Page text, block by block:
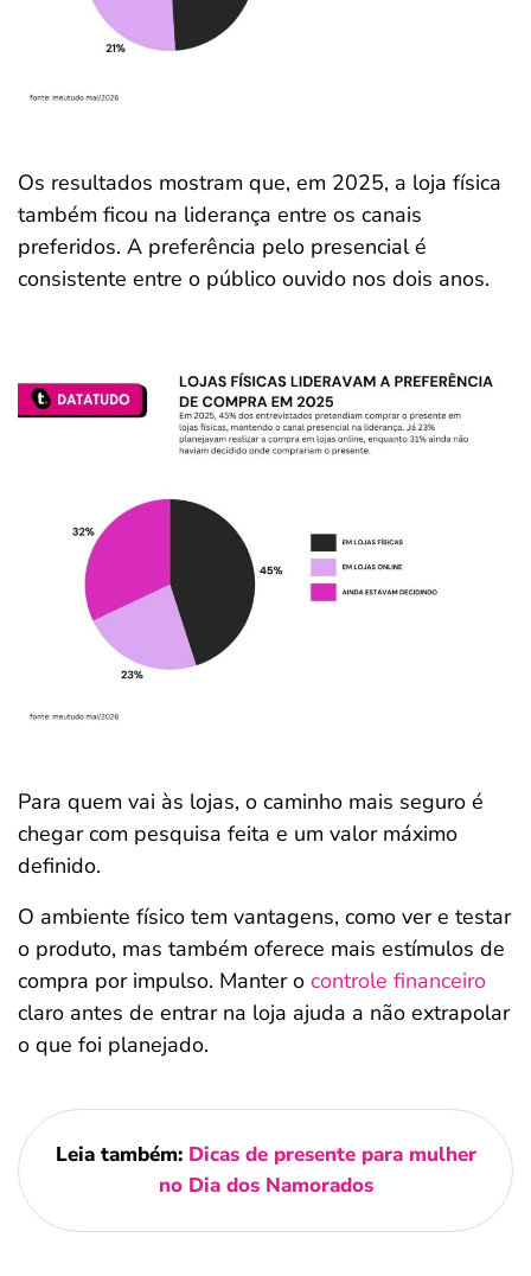
Os resultados mostram que, em 2025, a loja física
também ficou na liderança entre os canais
preferidos. A preferência pelo presencial é
consistente entre o público ouvido nos dois anos.
Para quem vai às lojas, o caminho mais seguro é
chegar com pesquisa feita e um valor máximo
definido.
O ambiente físico tem vantagens, como ver e testar
o produto, mas também oferece mais estímulos de
compra por impulso. Manter o controle financeiro
claro antes de entrar na loja ajuda a não extrapolar
o que foi planejado.
Leia também: Dicas de presente para mulher
no Dia dos Namorados